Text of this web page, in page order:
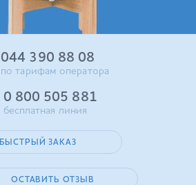
044 390 88 08
по тарифам оператора
0 800 505 881
бесплатная линия
БЫСТРЫЙ ЗАКАЗ
ОСТАВИТЬ ОТЗЫВ